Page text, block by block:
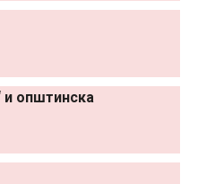
и општинска